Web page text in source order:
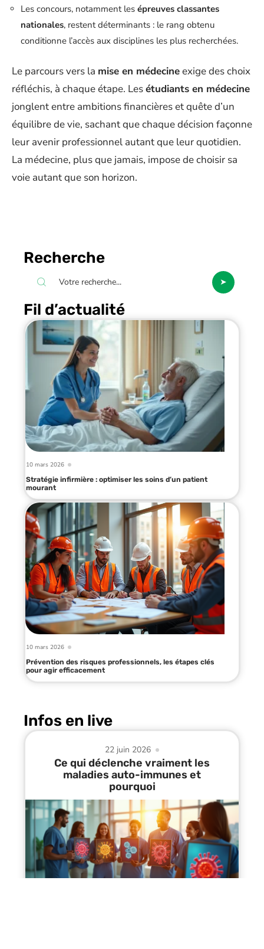
Les concours, notamment les épreuves classantes
nationales, restent déterminants : le rang obtenu
conditionne l’accès aux disciplines les plus recherchées.
Le parcours vers la mise en médecineexige des choix
réfléchis, à chaque étape. Lesétudiants en médecine
jonglent entre ambitions financières et quête d’un
équilibre de vie, sachant que chaque décision façonne
leur avenir professionnel autant que leur quotidien.
La médecine, plus que jamais, impose de choisir sa
voie autant que son horizon.
Recherche
Fil d’actualité
10 mars 2026
Stratégie infirmière : optimiser les soins d’un patient
mourant
10 mars 2026
Prévention des risques professionnels, les étapes clés
pour agir efficacement
Infos en live
22 juin 2026
Ce qui déclenche vraiment les
maladies auto-immunes et
pourquoi